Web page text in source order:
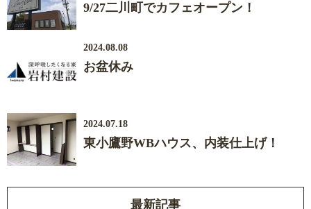
9/27二川町でカフェオープン！
2024.08.08
お盆休み
2024.07.18
東小鷹野WBハウス、内装仕上げ！
最新記事